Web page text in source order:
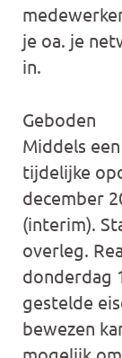
je oa. je
in.
Geboden
Middels
tijdelijke
december
(interim).
overleg.
donderdag
gestelde
bewezen